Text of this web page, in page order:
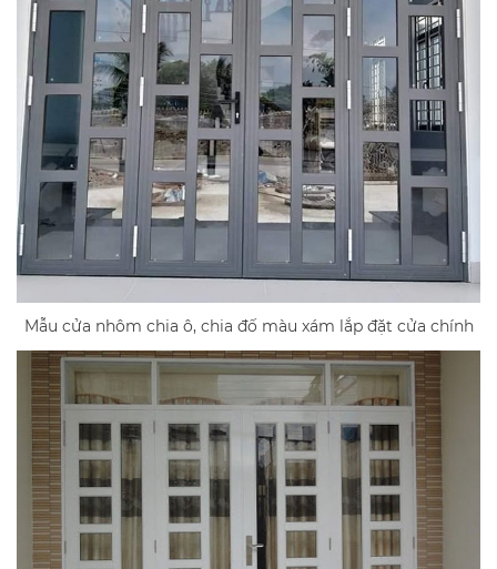
Mẫu cửa nhôm chia ô, chia đố màu xám lắp đặt cửa chính